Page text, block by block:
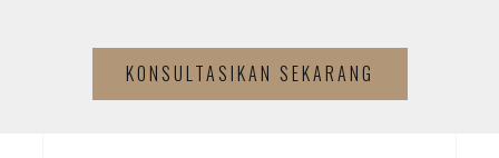
KONSULTASIKAN SEKARANG